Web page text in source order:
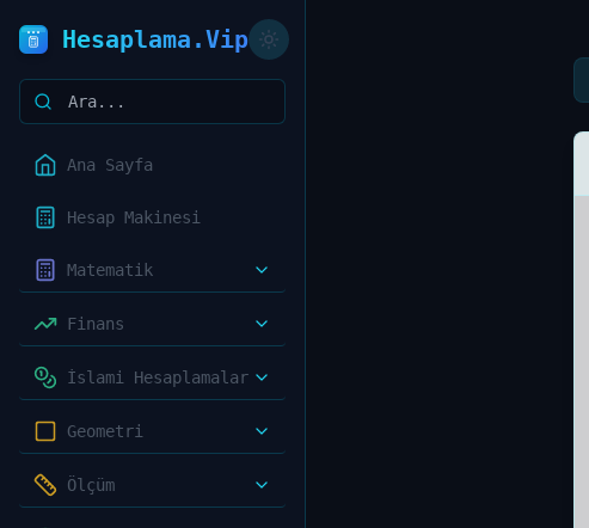
Hesaplama.Vip
Ana Sayfa
Hesap Makinesi
Matematik
Finans
İslami Hesaplamalar
Geometri
Ölçüm